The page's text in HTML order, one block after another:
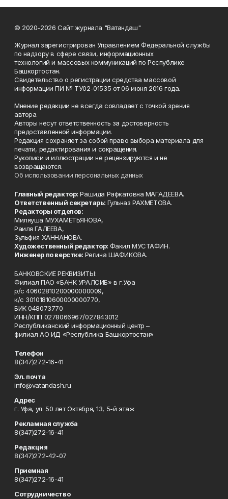
© 2020-2026 Сайт журнала "Ватандаш"
Журнал зарегистрирован Управлением Федеральной службы
по надзору в сфере связи, информационных
технологий и массовых коммуникаций по Республике
Башкортостан.
Свидетельство о регистрации средства массовой
информации ПИ № ТУ02-01535 от 06 июня 2016 года.
Мнение редакции не всегда совпадает с точкой зрения
автора.
Авторы несут ответственность за достоверность
предоставленной информации.
Редакция сохраняет за собой право выбора материала для
печати, редактирования и сокращения.
Рукописи и иллюстрации не рецензируются и не
возвращаются.
Об использовании персональных данных
Главный редактор: Рашида Рафкатовна МАГАДЕЕВА.
Ответственный секретарь: Гульназ РАХМЕТОВА.
Редакторы отделов:
Миляуша МУХАМЕТЬЯНОВА,
Раиля ГАЛЕЕВА,
Зульфия ХАННАНОВА.
Художественный редактор: Факил МУСТАФИН.
Инженер по верстке: Регина ШАФИКОВА.
БАНКОВСКИЕ РЕКВИЗИТЫ:
Филиал ПАО «БАНК УРАЛСИБ» в г.Уфа
р/с 40602810200000000009,
к/с 30101810600000000770,
БИК 048073770
ИНН/КПП 0278066967/027843012
Республиканский информационный центр –
филиал АО ИД «Республика Башкортостан»
Телефон
8(347)272-16-41
Эл. почта
info@vatandash.ru
Адрес
г. Уфа, ул. 50 лет Октября, 13, 5-й этаж
Рекламная служба
8(347)272-16-41
Редакция
8(347)272-42-07
Приемная
8(347)272-16-41
Сотрудничество